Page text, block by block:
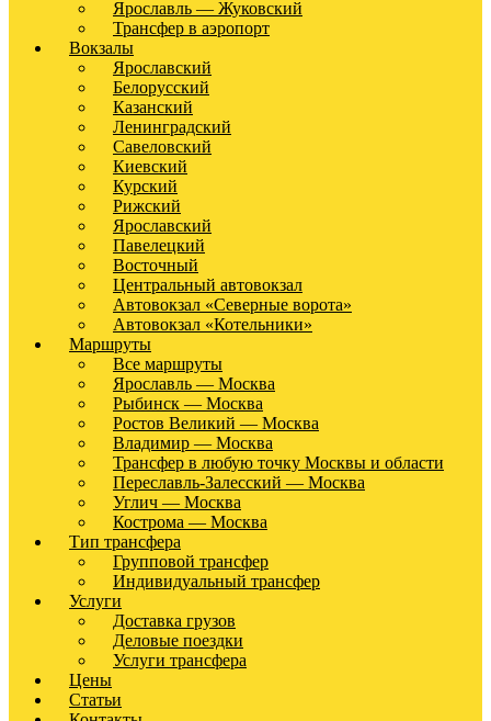
Ярославль — Жуковский
Трансфер в аэропорт
Вокзалы
Ярославский
Белорусский
Казанский
Ленинградский
Савеловский
Киевский
Курский
Рижский
Ярославский
Павелецкий
Восточный
Центральный автовокзал
Автовокзал «Северные ворота»
Автовокзал «Котельники»
Маршруты
Все маршруты
Ярославль — Москва
Рыбинск — Москва
Ростов Великий — Москва
Владимир — Москва
Трансфер в любую точку Москвы и области
Переславль-Залесский — Москва
Углич — Москва
Кострома — Москва
Тип трансфера
Групповой трансфер
Индивидуальный трансфер
Услуги
Доставка грузов
Деловые поездки
Услуги трансфера
Цены
Статьи